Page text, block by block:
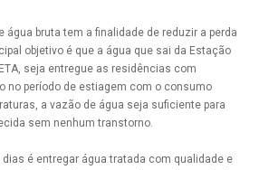
água bruta tem a finalidade de reduzir a perda
objetivo é que a água que sai da Estação
seja entregue as residências com
no período de estiagem com o consumo
a vazão de água seja suficiente para
sem nenhum transtorno.
é entregar água tratada com qualidade e